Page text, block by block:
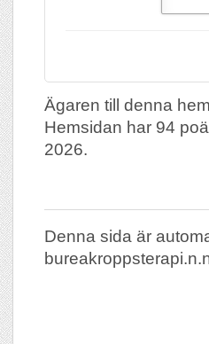
Ägaren till denna
Hemsidan har 94
2026.
Denna sida är